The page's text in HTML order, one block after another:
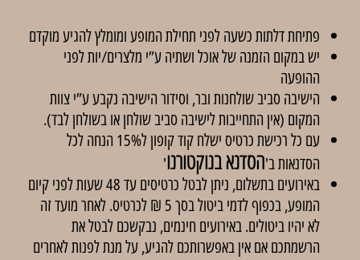
פתיחת דלתות כשעה לפני תחילת המופע ומומלץ להגיע מוקדם
יש במקום הזמנה של אוכל ושתיה ע”י מלצרים/יות לפני
ההופעה
הישיבה סביב שולחנות ובר, וסידור הישיבה נקבע ע”י צוות
המקום (אין התחייבות לישיבה סביב שולחן או בשולחן לבד).
עם כל רכישת כרטיס ישלח קוד קופון ל15% הנחה לכל
הסדנאות ב'הסדנא בנוקטורנו'
באירועים בתשלום, ניתן לבטל כרטיסים עד 48 שעות לפני קיום
המופע, בכפוף לדמי ביטול בסך 5 ₪ לכרטיס. לאחר מועד זה
לא יהיו ביטולים. באירועים חינמים, נבקשכם לבטל את
הרשמתכם אם אין באפשרותכם להגיע, על מנת לפנות לאחרים